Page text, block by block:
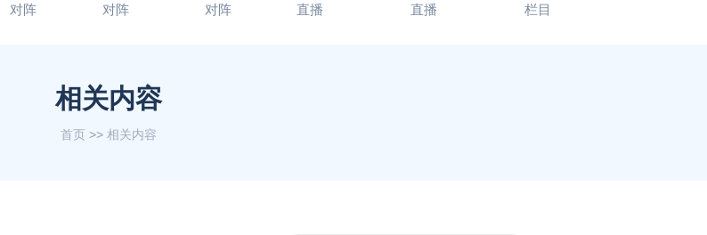
对阵
对阵
对阵
直播
直播
栏目
相关内容
首页 >> 相关内容